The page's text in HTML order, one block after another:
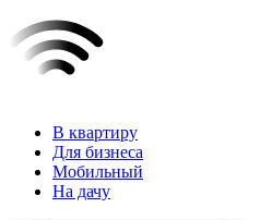
В квартиру
Для бизнеса
Мобильный
На дачу